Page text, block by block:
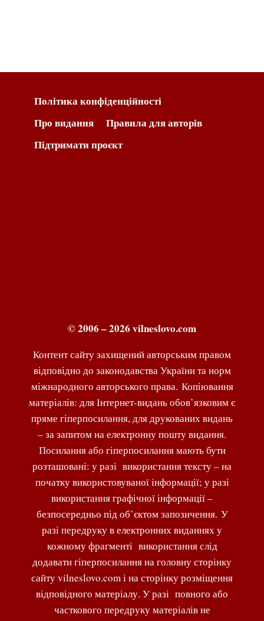
Політика конфіденційності
Про видання
Правила для авторів
Підтримати проєкт
© 2006 – 2026 vilneslovo.com
Контент сайту захищений авторським правом
відповідно до законодавства України та норм
міжнародного авторського права. Копіювання
матеріалів: для Інтернет-видань обов’язковим є
пряме гіперпосилання, для друкованих видань
– за запитом на електронну пошту видання.
Посилання або гіперпосилання мають бути
розташовані: у разі використання тексту – на
початку використовуваної інформації; у разі
використання графічної інформації –
безпосередньо під об’єктом запозичення. У
разі передруку в електронних виданнях у
кожному фрагменті використання слід
додавати гіперпосилання на головну сторінку
сайту vilneslovo.com і на сторінку розміщення
відповідного матеріалу. У разі повного або
часткового передруку матеріалів не